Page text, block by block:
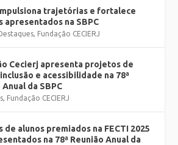
trajetórias e fortalece
apresentados na SBPC
, Fundação CECIERJ
Cecierj apresenta projetos de
e acessibilidade na 78ª
Anual da SBPC
, Fundação CECIERJ
de alunos premiados na FECTI 2025
na 78ª Reunião Anual da